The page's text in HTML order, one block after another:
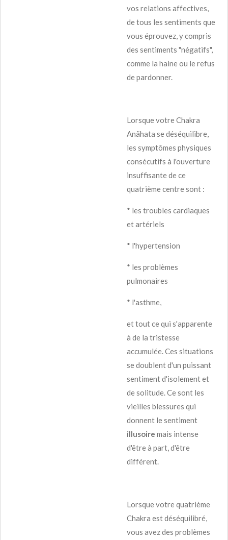
vos relations affectives,
de tous les sentiments que
vous éprouvez, y compris
des sentiments "négatifs",
comme la haine ou le refus
de pardonner.
Lorsque votre Chakra
Anãhata se déséquilibre,
les symptômes physiques
consécutifs à l'ouverture
insuffisante de ce
quatrième centre sont :
* les troubles cardiaques
et artériels
* l'hypertension
* les problèmes
pulmonaires
* l'asthme,
et tout ce qui s'apparente
à de la tristesse
accumulée. Ces situations
se doublent d'un puissant
sentiment d'isolement et
de solitude. Ce sont les
vieilles blessures qui
donnent le sentiment
illusoire mais intense
d'être à part, d'être
différent.
Lorsque votre quatrième
Chakra est déséquilibré,
vous avez des problèmes